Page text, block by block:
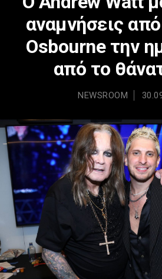
αναμνήσεις
Osbourne την
από το
NEWSROOM